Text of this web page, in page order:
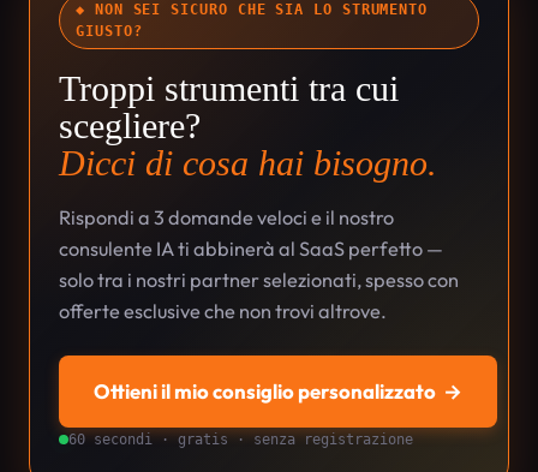
◆ NON SEI SICURO CHE SIA LO STRUMENTO
GIUSTO?
Troppi strumenti tra cui
scegliere?
Dicci di cosa hai bisogno.
Rispondi a 3 domande veloci e il nostro
consulente IA ti abbinerà al SaaS perfetto —
solo tra i nostri partner selezionati, spesso con
offerte esclusive che non trovi altrove.
Ottieni il mio consiglio personalizzato →
60 secondi · gratis · senza registrazione